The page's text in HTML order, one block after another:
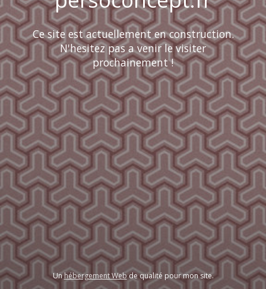
Ce site est actuellement en construction.
N'hesitez pas a venir le visiter
prochainement !
Unhébergement Webde qualité pour mon site.